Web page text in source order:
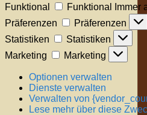
Funktional
Funktional
Immer
Präferenzen
Präferenzen
Statistiken
Statistiken
Marketing
Marketing
Optionen verwalten
Dienste verwalten
Verwalten von
Lese mehr über diese